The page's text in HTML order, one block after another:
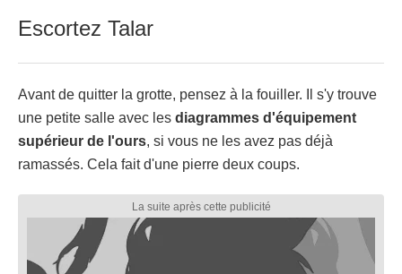
Escortez Talar
Avant de quitter la grotte, pensez à la fouiller. Il s'y trouve
une petite salle avec les diagrammes d'équipement
supérieur de l'ours, si vous ne les avez pas déjà
ramassés. Cela fait d'une pierre deux coups.